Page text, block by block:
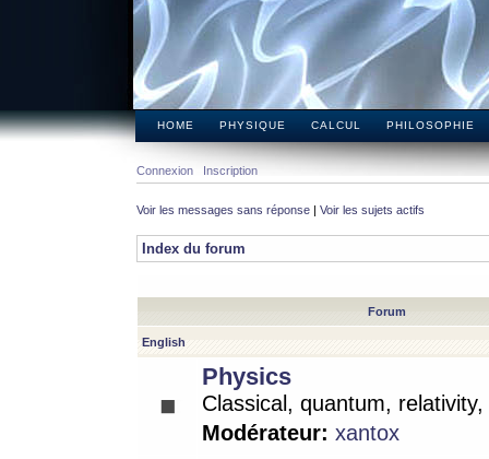
HOME PHYSIQUE CALCUL PHILOSOPHIE
Connexion Inscription
Voir les messages sans réponse | Voir les sujets actifs
Index du forum
Forum
English
Physics
Classical, quantum,
Modérateur: xantox